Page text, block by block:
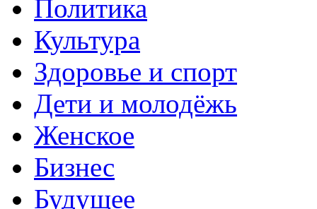
Политика
Культура
Здоровье и спорт
Дети и молодёжь
Женское
Бизнес
Будущее